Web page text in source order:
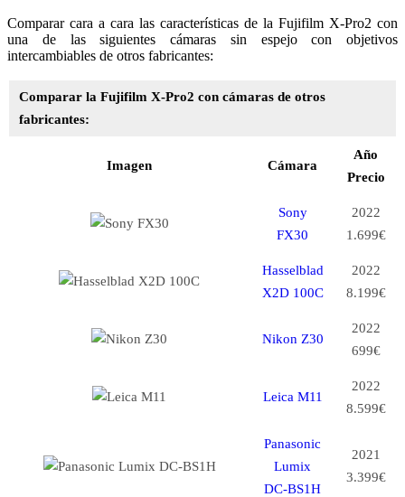
Comparar cara a cara las características de la Fujifilm X-Pro2 con
una de las siguientes cámaras sin espejo con objetivos
intercambiables de otros fabricantes:
Comparar la Fujifilm X-Pro2 con cámaras de otros
fabricantes:
Imagen Cámara
Año
Precio
Sony
FX30
2022
1.699€
Hasselblad
X2D 100C
2022
8.199€
Nikon Z30
2022
699€
Leica M11
2022
8.599€
Panasonic
Lumix
DC-BS1H
2021
3.399€